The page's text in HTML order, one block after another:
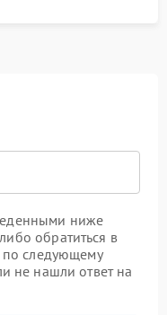
ниже
обратиться в
по следующему
не нашли ответ на